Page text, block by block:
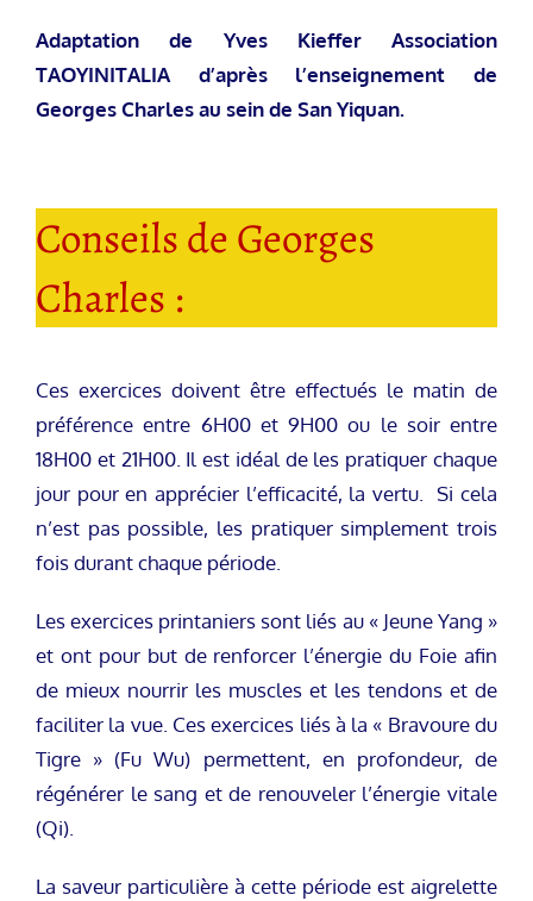
Adaptation de Yves Kieffer Association
TAOYINITALIA d’après l’enseignement de
Georges Charles au sein de San Yiquan.
Conseils de Georges
Charles :
Ces exercices doivent être effectués le matin de
préférence entre 6H00 et 9H00 ou le soir entre
18H00 et 21H00. Il est idéal de les pratiquer chaque
jour pour en apprécier l’efficacité, la vertu. Si cela
n’est pas possible, les pratiquer simplement trois
fois durant chaque période.
Les exercices printaniers sont liés au « Jeune Yang »
et ont pour but de renforcer l’énergie du Foie afin
de mieux nourrir les muscles et les tendons et de
faciliter la vue. Ces exercices liés à la « Bravoure du
Tigre » (Fu Wu) permettent, en profondeur, de
régénérer le sang et de renouveler l’énergie vitale
(Qi).
La saveur particulière à cette période est aigrelette